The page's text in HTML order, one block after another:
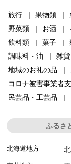
旅行 果物類
野菜類
お酒
飲料類
菓子
調味料・油
雑
地域のお礼の品
コロナ被害事業者
民芸品・工芸品
ふるさ
北海道地方